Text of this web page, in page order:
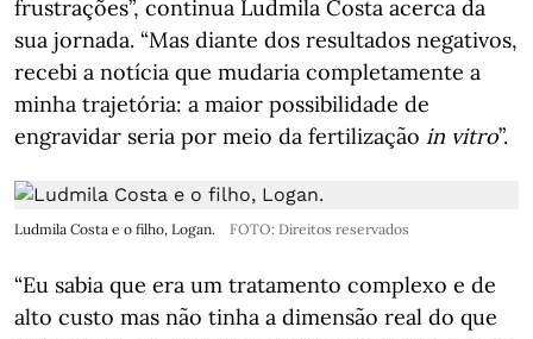
frustrações”, continua Ludmila Costa acerca da
sua jornada. “Mas diante dos resultados negativos,
recebi a notícia que mudaria completamente a
minha trajetória: a maior possibilidade de
engravidar seria por meio da fertilização in vitro”.
Ludmila Costa e o filho, Logan. FOTO: Direitos reservados
“Eu sabia que era um tratamento complexo e de
alto custo mas não tinha a dimensão real do que